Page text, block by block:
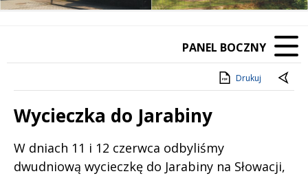
PANEL BOCZNY
Drukuj
Wycieczka do Jarabiny
Treść
W dniach 11 i 12 czerwca odbyliśmy
dwudniową wycieczkę do Jarabiny na Słowacji,